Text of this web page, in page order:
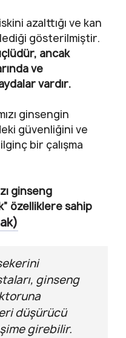
azalttığı ve kan
gösterilmiştir.
ancak
ve
vardır.
ginsengin
güvenliğini ve
bir çalışma
ginseng
özelliklere sahip
ginseng
düşürücü
girebilir.